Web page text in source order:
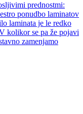
prednostmi:
ponudbo laminatov
laminata je le redko
kolikor se pa že pojavi
zamenjamo